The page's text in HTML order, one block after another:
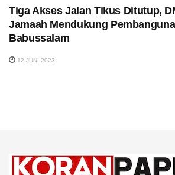
Tiga Akses Jalan Tikus Ditutup,
Jamaah Mendukung
Babussalam
12 JUNI 2023